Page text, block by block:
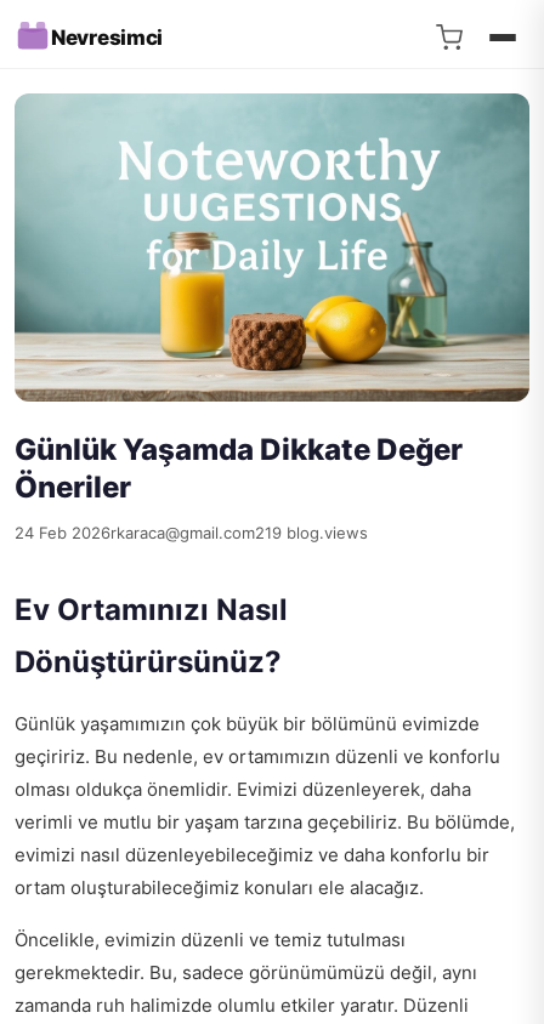
Nevresimci
Günlük Yaşamda Dikkate Değer
Öneriler
24 Feb 2026rkaraca@gmail.com219 blog.views
Ev Ortamınızı Nasıl
Dönüştürürsünüz?
Günlük yaşamımızın çok büyük bir bölümünü evimizde
geçiririz. Bu nedenle, ev ortamımızın düzenli ve konforlu
olması oldukça önemlidir. Evimizi düzenleyerek, daha
verimli ve mutlu bir yaşam tarzına geçebiliriz. Bu bölümde,
evimizi nasıl düzenleyebileceğimiz ve daha konforlu bir
ortam oluşturabileceğimiz konuları ele alacağız.
Öncelikle, evimizin düzenli ve temiz tutulması
gerekmektedir. Bu, sadece görünümümüzü değil, aynı
zamanda ruh halimizde olumlu etkiler yaratır. Düzenli